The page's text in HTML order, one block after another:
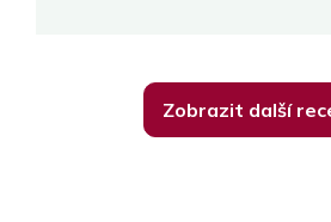
Zobrazit další